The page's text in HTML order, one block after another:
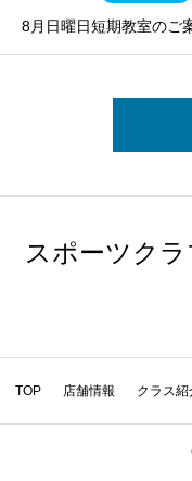
8月日曜日短期教室のご
スポーツク
TOP 店舗情報 クラス紹